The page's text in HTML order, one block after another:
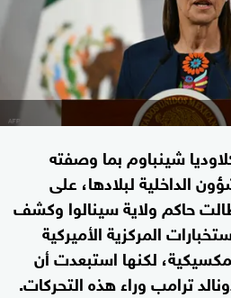
شينباوم بما وصفته
الداخلية لبلادها، على
حاكم ولاية سينالوا وكشف
المركزية الأميركية
لكنها استبعدت أن
ترامب وراء هذه التحركات.